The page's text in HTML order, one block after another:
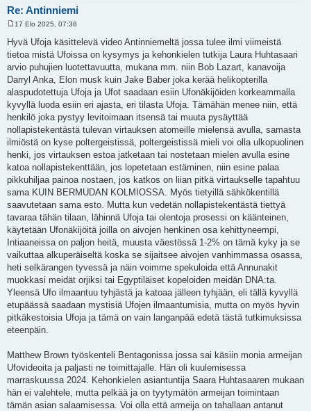
Re: Antinniemi
e
s
17 Elo 2025, 07:38
Hyvä Ufoja käsittelevä video Antinniemeltä jossa tulee ilmi viimeistä
tietoa mistä Ufoissa on kysymys ja kehonkielen tutkija Laura Huhtasaari
arvio puhujien luotettavuutta, mukana mm. niin Bob Lazart, kanavoija
Darryl Anka, Elon musk kuin Jake Baber joka kerää helikopterilla
alaspudotettuja Ufoja ja Ufot saadaan esiin Ufonäkijöiden korkeammalla
kyvyllä luoda esiin eri ajasta, eri tilasta Ufoja. Tämähän menee niin, että
henkilö joka pystyy levitoimaan itsensä tai muuta pysäyttää
nollapistekentästä tulevan virtauksen atomeille mielensä avulla, samasta
ilmiöstä on kyse poltergeistissä, poltergeistissä mieli voi olla ulkopuolinen
henki, jos virtauksen estoa jatketaan tai nostetaan mielen avulla esine
katoa nollapistekenttään, jos lopetetaan estäminen, niin esine palaa
pikkuhiljaa painoa nostaen, jos katkos on liian pitkä virtaukselle tapahtuu
sama KUIN BERMUDAN KOLMIOSSA. Myös tietyillä sähkökentillä
saavutetaan sama esto. Mutta kun vedetän nollapistekentästä tiettyä
tavaraa tähän tilaan, lähinnä Ufoja tai olentoja prosessi on käänteinen,
käytetään Ufonäkijöitä joilla on aivojen henkinen osa kehittyneempi,
Intiaaneissa on paljon heitä, muusta väestössä 1-2% on tämä kyky ja se
vaikuttaa alkuperäiseltä koska se sijaitsee aivojen vanhimmassa osassa,
heti selkärangen tyvessä ja näin voimme spekuloida että Annunakit
muokkasi meidät orjiksi tai Egyptiläiset kopeloiden meidän DNA:ta.
Yleensä Ufo ilmaantuu tyhjästä ja katoaa jälleen tyhjään, eli tällä kyvyllä
etupäässä saadaan mystisiä Ufojen ilmaantumisia, mutta on myös hyvin
pitkäkestoisia Ufoja ja tämä on vain langanpää edetä tästä tutkimuksissa
eteenpäin.
Matthew Brown työskenteli Bentagonissa jossa sai käsiin monia armeijan
Ufovideoita ja paljasti ne toimittajalle. Hän oli kuulemisessa
marraskuussa 2024. Kehonkielen asiantuntija Saara Huhtasaaren mukaan
hän ei valehtele, mutta pelkää ja on tyytymätön armeijan toimintaan
tämän asian salaamisessa. Voi olla että armeija on tahallaan antanut